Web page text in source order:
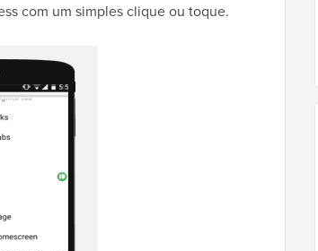
com um simples clique ou toque.